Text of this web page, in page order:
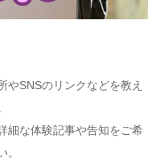
やSNSのリンクなどを教え
細な体験記事や告知をご希